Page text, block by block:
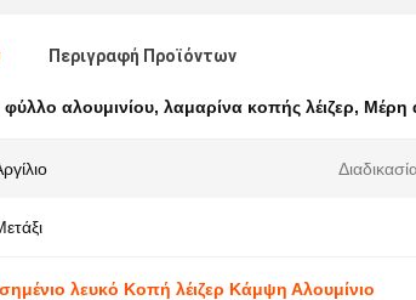
Περιγραφή Προϊόντων
αλουμινίου, λαμαρίνα κοπής λέιζερ, Μέρη
λευκό Κοπή λέιζερ Κάμψη Αλουμίνιο